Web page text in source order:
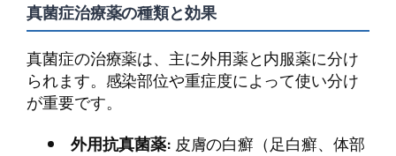
真菌症治療薬の種類と効果
真菌症の治療薬は、主に外用薬と内服薬に分け
られます。感染部位や重症度によって使い分け
が重要です。
外用抗真菌薬: 皮膚の白癬（足白癬、体部